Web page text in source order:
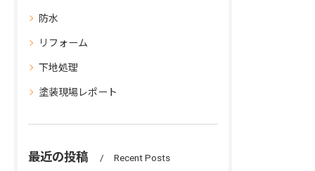
防水
リフォーム
下地処理
塗装現場レポート
最近の投稿 Recent Posts